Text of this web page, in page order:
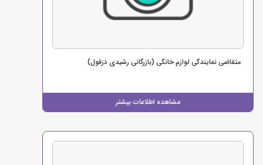
مشاهده اطلاعات بیشتر
متقاضی نمایندگی لوازم خانگی (بازرگانی رشیدی دزفول)